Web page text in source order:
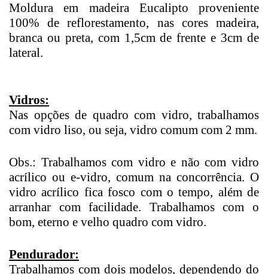
Moldura em madeira Eucalipto proveniente
100% de reflorestamento, nas cores madeira,
branca ou preta, com 1,5cm de frente e 3cm de
lateral.
Vidros:
Nas opções de quadro com vidro, trabalhamos
com vidro liso, ou seja, vidro comum com 2 mm.
Obs.: Trabalhamos com vidro e não com vidro
acrílico ou e-vidro, comum na concorrência. O
vidro acrílico fica fosco com o tempo, além de
arranhar com facilidade. Trabalhamos com o
bom, eterno e velho quadro com vidro.
Pendurador:
Trabalhamos com dois modelos, dependendo do